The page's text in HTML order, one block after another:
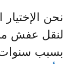
نحن
لنقل عفش
بسبب